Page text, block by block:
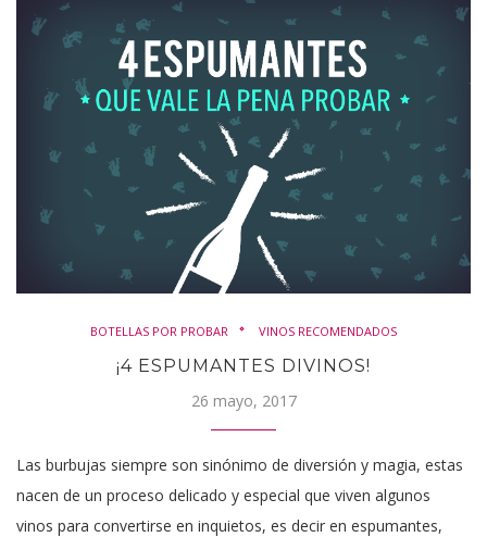
BOTELLAS POR PROBAR VINOS RECOMENDADOS
¡4 ESPUMANTES DIVINOS!
26 mayo, 2017
Las burbujas siempre son sinónimo de diversión y magia, estas
nacen de un proceso delicado y especial que viven algunos
vinos para convertirse en inquietos, es decir en espumantes,